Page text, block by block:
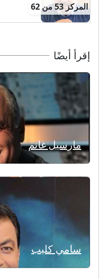
المركز 53 من 62
إقرأ أيضًا
مارسيل غانم
سامي كليب